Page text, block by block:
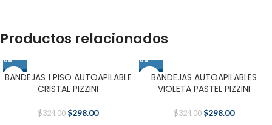
Productos relacionados
-8%
BANDEJAS 1 PISO AUTOAPILABLE
CRISTAL PIZZINI
$324.00 $298.00
-8%BANDEJAS AUTOAPILABLES
VIOLETA PASTEL PIZZINI
$324.00 $298.00